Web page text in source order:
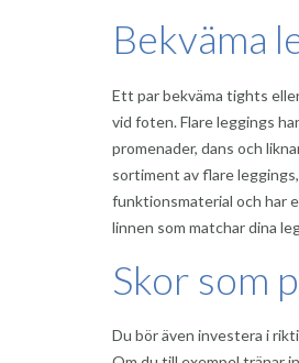
Bekväma
Ett par bekväma tights
vid foten. Flare leggings
promenader, dans och
sortiment av flare
funktionsmaterial och har
linnen som matchar dina
Skor som
Du bör även investera i